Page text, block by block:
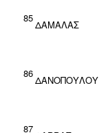
85
ΔΑΜΑΛΑΣ
86
ΔΑΝΟΠΟΥΛΟΥ
87